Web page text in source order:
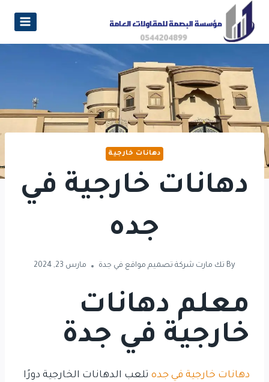
دهانات خارجية
دهانات خارجية في
جده
By تك مارت شركة تصميم مواقع في جدة مارس 23, 2024
معلم دهانات
خارجية في جدة
دهانات خارجية في جده تلعب الدهانات الخارجية دورًا